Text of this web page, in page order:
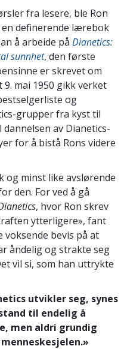
fra lesere, ble Ron
definerende lærebok
å arbeide på Dianetics:
sunnhet, den første
er skrevet om
mai 1950 gikk verket
og
grupper fra kyst til
av Dianetics-
for å bistå Rons videre
og minst like avslørende
den. For ved å gå
, hvor Ron skrev
ytterligere», fant
bevis på at
åndelig og strakte seg
vil si, som han uttrykte
utvikler seg, synes
til endelig å
men aldri grundig